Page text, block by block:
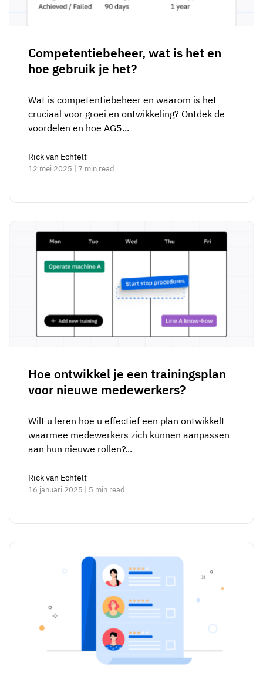
Competentiebeheer, wat is het en
hoe gebruik je het?
Wat is competentiebeheer en waarom is het
cruciaal voor groei en ontwikkeling? Ontdek de
voordelen en hoe AG5...
Rick van Echtelt
12 mei 2025 | 7 min read
Hoe ontwikkel je een trainingsplan
voor nieuwe medewerkers?
Wilt u leren hoe u effectief een plan ontwikkelt
waarmee medewerkers zich kunnen aanpassen
aan hun nieuwe rollen?...
Rick van Echtelt
16 januari 2025 | 5 min read